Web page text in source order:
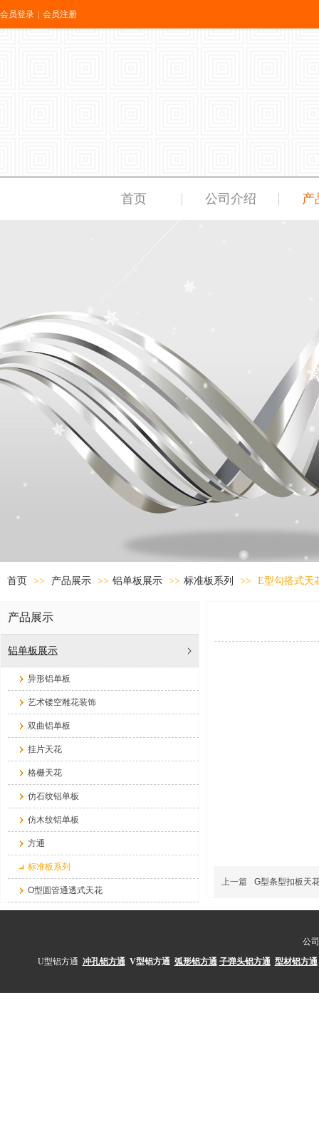
会员登录 会员注册
首页 公司介绍 产
首页 >> 产品展示 >> 铝单板展示 >> 标准板系列 >> E型勾搭式天
产品展示
铝单板展示
异形铝单板
艺术镂空雕花装饰
双曲铝单板
挂片天花
格栅天花
仿石纹铝单板
仿木纹铝单板
方通
标准板系列
O型圆管通透式天花
上一篇 G型条型扣板天
公
U型铝方通 冲孔铝方通 V型铝方通 弧形铝方通 子弹头铝方通 型材铝方通